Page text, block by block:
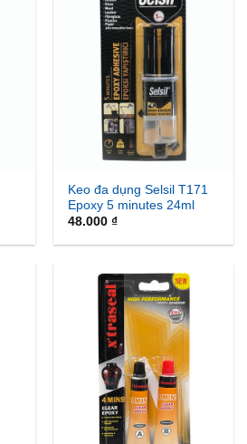
Keo đa dụng Selsil T171
Epoxy 5 minutes 24ml
48.000₫